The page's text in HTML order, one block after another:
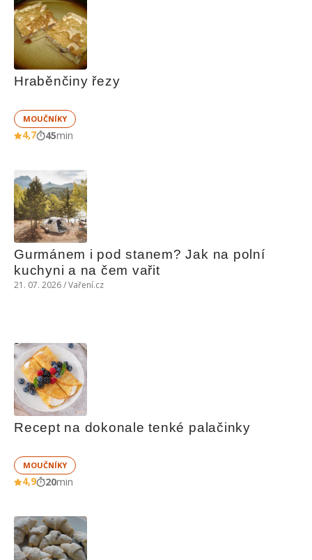
Hraběnčiny řezy
MOUČNÍKY
4,7 45min
Gurmánem i pod stanem? Jak na polní
kuchyni a na čem vařit
21. 07. 2026 / Vaření.cz
Recept na dokonale tenké palačinky
MOUČNÍKY
4,9 20min